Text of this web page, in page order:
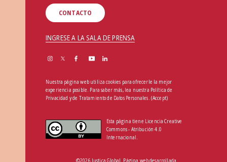
CONTACTO
INGRESE A LA SALA DE PRENSA
Nuestra página web utiliza cookies para ofrecerle la mejor
experiencia posible. Para saber más, lea nuestra Política de
Privacidad y de Tratamiento de Datos Personales. (Accept)
Esta página tiene Licencia Creative
Commons - Atribución 4.0
Internacional.
©2026 Justiça Global. Página web desarrollada